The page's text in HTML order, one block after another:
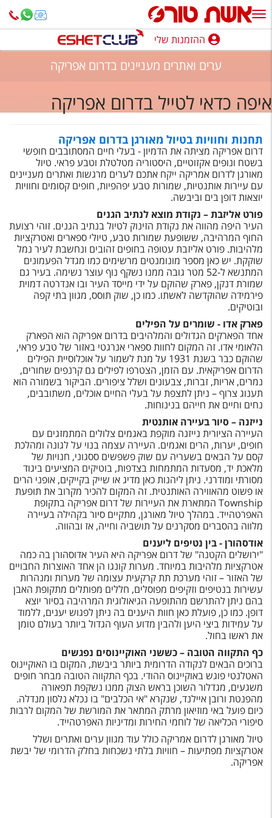
ההזמנות שלי
חופשה לפי סגנון
טיולים מאורגנים
סגנונות טיול
חבילות נופש
הרגע האחרון
חבילות בריאות וספא
טיסות לחו"ל
מלונות בחו"ל
Русский
קרוז
מגזין אשת
שירות לקוחות
טופס צור קשר
תקנון
נגישות
עקבו אחרינו
ההזמנות שלי
ערים ואתרים מעניינים בדרום אפריקה
איפה כדאי לטייל בדרום אפריקה
תחנות וחוויות בטיול מאורגן בדרום אפריקה
דרום אפריקה מציתה את הדמיון - בעלי חיים המסתובבים חופשי
בשטח ונופים אקזוטיים, היסטוריה מטלטלת וטבע פראי. טיול
מאורגן לדרום אמריקה ייקח אתכם לערים מרגשות ואתרים מעניינים
עם עיירות אותנטיות, שמורות טבע יפהפיות, חופים קסומים וחוויות
יוצאות דופן בים וביבשה.
פורט אליזבת – נקודת מוצא לנתיב הגנים
העיר היפה מהווה את נקודת הזינוק לטיול בנתיב הגנים. זוהי רצועת
החוף המרהיבה, ששופעת שמורות טבע, טיולי ספארים ואטרקציות
מלהיבות. פורט אליזבת עטופה בחופים זהובים ונחשבת לעיר נמל
שוקקת. יש כאן מספר מונומנטים מרשימים כמו מגדל הפעמונים
המתנשא ל-52 מטר גובה ממנו נשקף נוף עוצר נשימה. בעיר גם
שמורת דנקן, פארק שהוקם על ידי מייסד העיר ובו אנדרטה דמוית
פירמידה שהוקדשה לאשתו. כמו כן, שוק תוסס, מגוון בתי קפה
ובוטיקים.
פארק אדו - שומרים על הפילים
אחד הפארקים הגדולים והמלהיבים בדרום אפריקה הוא הפארק
הלאומי אדו. זה המקום לחוות ספארי אנרגטי באזור של טבע פראי,
שהוקם כבר בשנת 1931 על מנת לשמור על אוכלוסיית הפילים
הדרום אפריקאית. עם הזמן, הצטרפו לפילים גם קרנפים שחורים,
נמרים, אריות, זברות, צבעונים ושלל ציפורים. הביקור בשמורה הוא
תענוג צרוף – ניתן לתצפת על בעלי החיים אוכלים, משתובבים,
נחים וחיים את חייהם בנינוחות.
נייזנה – סיור בעיירה אותנטית
העיירה הציורית נייזנה מוקפת באגמים צלולים המתמזגים עם
חופים, יערות, הרים ואגמים. העיירה עצמה בנוי על לגונה ומהלכת
קסם על הבאים בשעריה עם שוק פשפשים ססגוני, חנויות של
מלאכת יד, מסעדות המתמחות בצדפות, בוטיקים המציעים ביגוד
מסורתי ומודרני. ניתן ליהנות כאן מדיג או שייק בקייקים, אופני הרים
או פשוט מהאווירה האותנטית. זה המקום להכיר מקרוב את תופעת
Township המתארת את העיירות של דרום אפריקה בתקופת
האפרטהייד. במהלך טיול מאורגן, מתקיים סיור בקהילה בעיירה
מלווה בהסברים מסקרנים על תושביה וחייה, אז ובהווה.
אודסהורן- בין נטיפים ליענים
"ירושלים הקטנה" של דרום אפריקה היא העיר אדוסהורן בה כמה
אטרקציות מלהיבות במיוחד. מערות קונגו הן אחד האוצרות החבויים
של האזור – זוהי מערכת תת קרקעית עצומה של מערות ומנהרות
עשירות בנטיפים וזקיפים מפוסלים, חללים מפותלים מתקופת האבן
בהם ניתן להתרשם מהתופעה הגיאולוגית המרהיבה בסיור יוצא
דופן. כמו כן, פועלת כאן חוות היענים בה ניתן לפגוש יענים, ללמוד
על עמידות ביצי היען ולהבין מדוע העוף הגדול ביותר בעולם טומן
את ראשו בחול.
כף התקווה הטובה – כששני האוקיינוסים נפגשים
ברוכים הבאים לנקודה הדרומית ביותר ביבשת, המקום בו האוקיינוס
האטלנטי פוגש באוקיינוס ההודי. בכף התקווה הטובה מבחר חופים
משגעים, מגדלור השוכן בראש הצוק ממנו נשקפת תפאורה
מהפנטת ורובן איילנד, שנקרא "אי הכלבים" בו נכלא נלסון מנדלה.
כיום פועל באי מוזיאון מרתק המתאר את המורשת של המקום לרבות
סיפורי הכליאה של לוחמי החירות ומדיניות האפרטהייד.
טיול מאורגן לדרום אמריקה כולל עוד מגוון ערים ואתרים ושלל
אטרקציות מפתיעות – חוויות בלתי נשכחות בחלק הדרומי של יבשת
אפריקה.